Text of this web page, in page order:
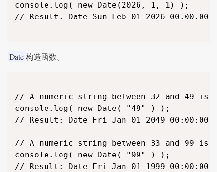
console.log( new Date(2026, 1, 1) );
// Result: Date Sun Feb 01 2026 00:00:00
Date 构造函数。
// A numeric string between 32 and 49 is
console.log( new Date( "49" ) );
// Result: Date Fri Jan 01 2049 00:00:00
// A numeric string between 33 and 99 is
console.log( new Date( "99" ) );
// Result: Date Fri Jan 01 1999 00:00:00